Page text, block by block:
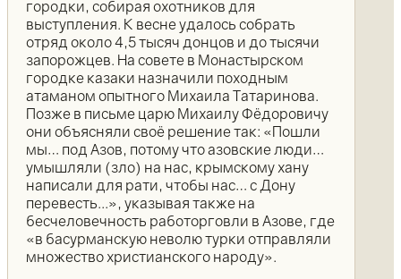
городки, собирая охотников для
выступления. К весне удалось собрать
отряд около 4,5 тысяч донцов и до тысячи
запорожцев. На совете в Монастырском
городке казаки назначили походным
атаманом опытного Михаила Татаринова.
Позже в письме царю Михаилу Фёдоровичу
они объясняли своё решение так: «Пошли
мы… под Азов, потому что азовские люди…
умышляли (зло) на нас, крымскому хану
написали для рати, чтобы нас… с Дону
перевесть...», указывая также на
бесчеловечность работорговли в Азове, где
«в басурманскую неволю турки отправляли
множество христианского народу».